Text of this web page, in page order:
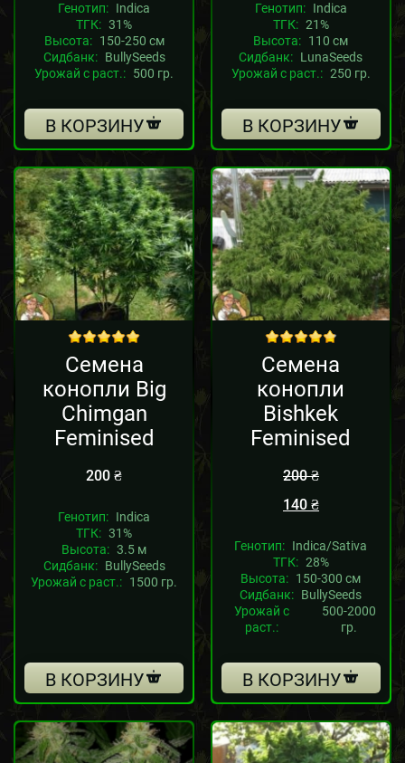
Генотип: Indica
ТГК: 31%
Высота: 150-250 см
Сидбанк: BullySeeds
Урожай с раст.: 500 гр.
В КОРЗИНУ
Генотип: Indica
ТГК: 21%
Высота: 110 см
Сидбанк: LunaSeeds
Урожай с раст.: 250 гр.
В КОРЗИНУ
Семена
конопли Big
Chimgan
Feminised
200₴
Генотип: Indica
ТГК: 31%
Высота: 3.5 м
Сидбанк: BullySeeds
Урожай с раст.: 1500 гр.
В КОРЗИНУ
Sale!
Семена
конопли
Bishkek
Feminised
200₴
140 ₴
Генотип: Indica/Sativa
ТГК: 28%
Высота: 150-300 см
Сидбанк: BullySeeds
Урожай с
раст.:
500-2000
гр.
В КОРЗИНУ